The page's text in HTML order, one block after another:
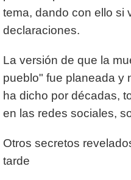
tema, dando con ello si
declaraciones.
La versión de que la
pueblo" fue planeada y
ha dicho por décadas,
en las redes sociales,
Otros secretos
tarde